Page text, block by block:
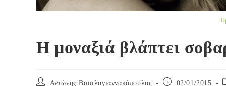
Η μοναξιά βλάπτει
Post
Αντώνης Βασιλογιαννακόπουλος
Post
02/01/2015